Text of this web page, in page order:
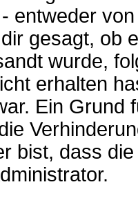
entweder
gesagt, ob
wurde,
erhalten
Ein Grund
bist, dass